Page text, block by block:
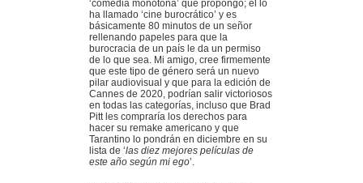
‘comedia monótona’ que propongo; él lo
ha llamado ‘cine burocrático’ y es
básicamente 80 minutos de un señor
rellenando papeles para que la
burocracia de un país le da un permiso
de lo que sea. Mi amigo, cree firmemente
que este tipo de género será un nuevo
pilar audiovisual y que para la edición de
Cannes de 2020, podrían salir victoriosos
en todas las categorías, incluso que Brad
Pitt les compraría los derechos para
hacer su remake americano y que
Tarantino lo pondrán en diciembre en su
lista de ‘las diez mejores películas de
este año según mi ego’.